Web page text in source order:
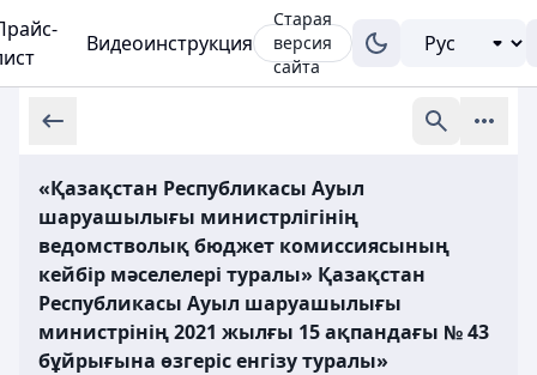
Видеоинструкция
Старая
версия
сайта
«Қазақстан Республикасы Ауыл
шаруашылығы министрлігінің
ведомстволық бюджет комиссиясының
кейбір мәселелері туралы» Қазақстан
Республикасы Ауыл шаруашылығы
министрінің 2021 жылғы 15 ақпандағы № 43
бұйрығына өзгеріс енгізу туралы»